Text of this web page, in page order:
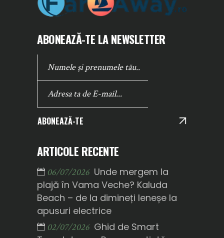
ABONEAZĂ-TE LA NEWSLETTER
ABONEAZĂ-TE
ARTICOLE RECENTE
06/07/2026 Unde mergem la
plajă în Vama Veche? Kaluda
Beach – de la dimineți leneșe la
apusuri electrice
02/07/2026 Ghid de Smart